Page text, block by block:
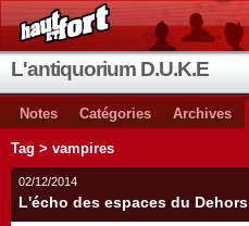
L'antiquorium D.U.K.E
Notes Catégories Archives
Tag > vampires
02/12/2014
L'écho des espaces du Dehors